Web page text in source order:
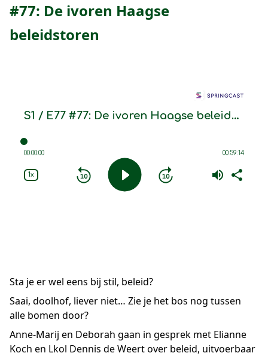
#77: De ivoren Haagse
beleidstoren
Sta je er wel eens bij stil, beleid?
Saai, doolhof, liever niet… Zie je het bos nog tussen
alle bomen door?
Anne-Marij en Deborah gaan in gesprek met Elianne
Koch en Lkol Dennis de Weert over beleid, uitvoerbaar